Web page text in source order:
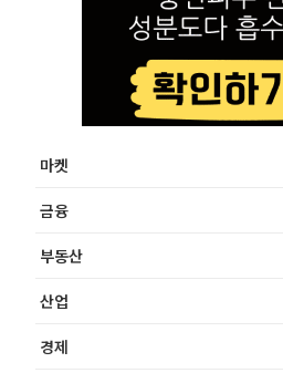
마켓
금융
부동산
산업
경제